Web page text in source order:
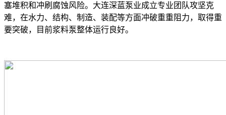
塞堆积和冲刷腐蚀风险。大连深蓝泵业成立专业团队攻坚克
难，在水力、结构、制造、装配等方面冲破重重阻力，取得重
要突破，目前浆料泵整体运行良好。